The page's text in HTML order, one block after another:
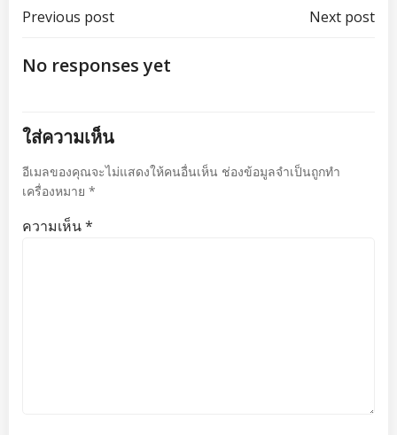
แนะแนว
เรื่อง
Previous post
แนะแนวNext post
No responses yet
ใส่ความเห็น
อีเมลของคุณจะไม่แสดงให้คนอื่นเห็น ช่องข้อมูลจำเป็นถูกทำ
เครื่องหมาย *
ความเห็น*